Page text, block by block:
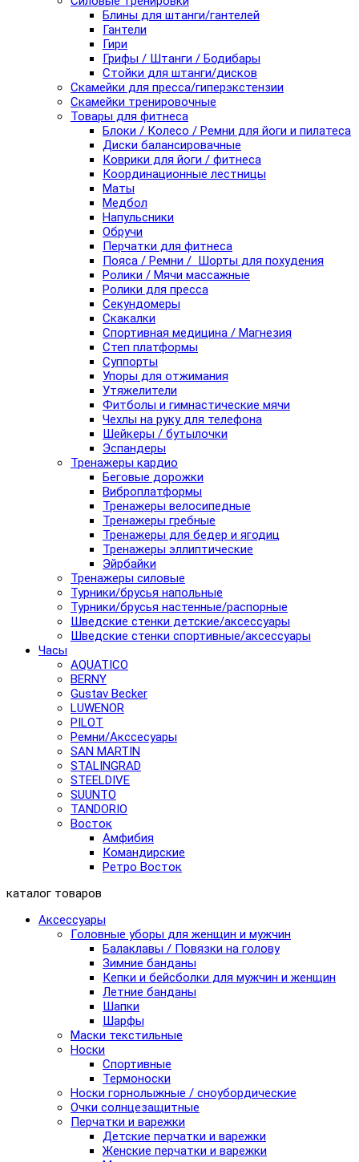
Блины для штанги/гантелей
Гантели
Гири
Грифы / Штанги / Бодибары
Стойки для штанги/дисков
Скамейки для пресса/гиперэкстензии
Скамейки тренировочные
Товары для фитнеса
Блоки / Колесо / Ремни для йоги и пилатеса
Диски балансировачные
Коврики для йоги / фитнеса
Координационные лестницы
Маты
Медбол
Напульсники
Обручи
Перчатки для фитнеса
Пояса / Ремни / Шорты для похудения
Ролики / Мячи массажные
Ролики для пресса
Секундомеры
Скакалки
Спортивная медицина / Магнезия
Степ платформы
Суппорты
Упоры для отжимания
Утяжелители
Фитболы и гимнастические мячи
Чехлы на руку для телефона
Шейкеры / бутылочки
Эспандеры
Тренажеры кардио
Беговые дорожки
Виброплатформы
Тренажеры велосипедные
Тренажеры гребные
Тренажеры для бедер и ягодиц
Тренажеры эллиптические
Эйрбайки
Тренажеры силовые
Турники/брусья напольные
Турники/брусья настенные/распорные
Шведские стенки детские/аксессуары
Шведские стенки спортивные/аксессуары
Часы
AQUATICO
BERNY
Gustav Becker
LUWENOR
PILOT
Pемни/Акссесуары
SAN MARTIN
STALINGRAD
STEELDIVE
SUUNTO
TANDORIO
Восток
Амфибия
Командирские
Ретро Восток
каталог товаров
Аксессуары
Головные уборы для женщин и мужчин
Балаклавы / Повязки на голову
Зимние банданы
Кепки и бейсболки для мужчин и женщин
Летние банданы
Шапки
Шарфы
Маски текстильные
Носки
Спортивные
Термоноски
Носки горнолыжные / сноубордические
Очки солнцезащитные
Перчатки и варежки
Детские перчатки и варежки
Женские перчатки и варежки